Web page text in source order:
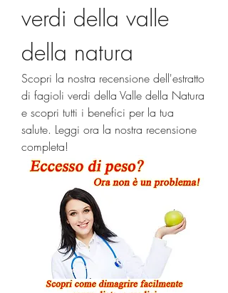
verdi della valle
della natura
Scopri la nostra recensione dell'estratto
di fagioli verdi della Valle della Natura
e scopri tutti i benefici per la tua
salute. Leggi ora la nostra recensione
completa!